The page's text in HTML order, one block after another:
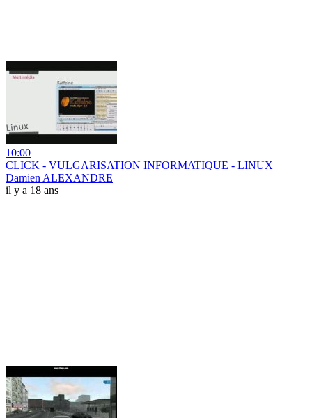
10:00
CLICK - VULGARISATION INFORMATIQUE - LINUX
Damien ALEXANDRE
il y a 18 ans